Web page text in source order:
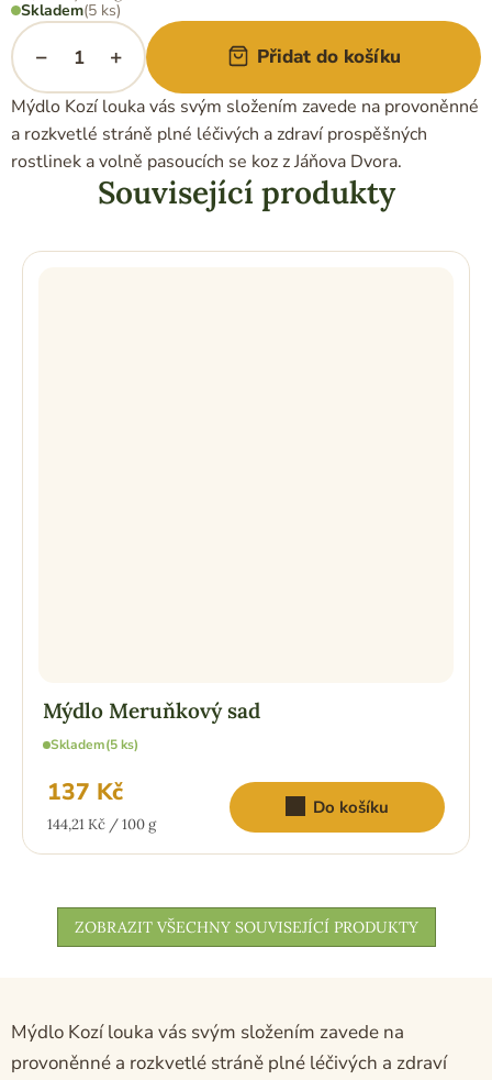
cena:
Skladem(5 ks)
+
− Přidat do košíku
Mýdlo Kozí louka vás svým složením zavede na provoněnné
a rozkvetlé stráně plné léčivých a zdraví prospěšných
rostlinek a volně pasoucích se koz z Jáňova Dvora.
Související produkty
Mýdlo Meruňkový sad
Skladem(5 ks)
137 Kč
Měrná
144,21 Kč / 100 g
Do košíku
ZOBRAZIT VŠECHNY SOUVISEJÍCÍ PRODUKTY
Mýdlo Kozí louka vás svým složením zavede na
provoněnné a rozkvetlé stráně plné léčivých a zdraví